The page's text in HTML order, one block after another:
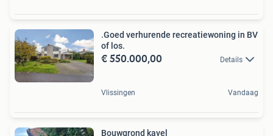
.Goed verhurende recreatiewoning in BV
of los.
€ 550.000,00 Details
Vlissingen Vandaag
Bouwgrond kavel